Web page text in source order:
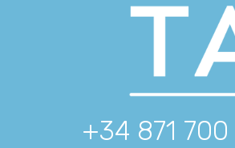
+34 871 700